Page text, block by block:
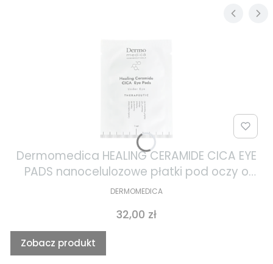
Dermomedica HEALING CERAMIDE CICA EYE
PADS nanocelulozowe płatki pod oczy o
działaniu gojącym i przeciwstarzeniowym
DERMOMEDICA
Cena
32,00 zł
Zobacz produkt